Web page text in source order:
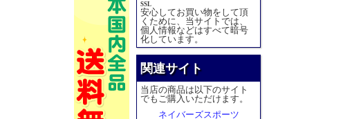
SSL
安心してお買い物をして頂
くために、当サイトでは、
個人情報などはすべて暗号
化しています。
関連サイト
当店の商品は以下のサイト
でもご購入いただけます。
ネイバーズスポーツ